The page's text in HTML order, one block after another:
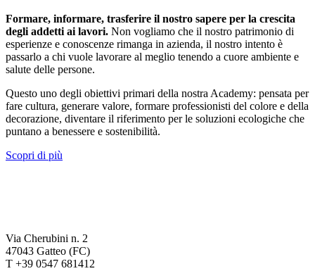
Formare, informare, trasferire il nostro sapere per la crescita
degli addetti ai lavori. Non vogliamo che il nostro patrimonio di
esperienze e conoscenze rimanga in azienda, il nostro intento è
passarlo a chi vuole lavorare al meglio tenendo a cuore ambiente e
salute delle persone.
Questo uno degli obiettivi primari della nostra Academy: pensata per
fare cultura, generare valore, formare professionisti del colore e della
decorazione, diventare il riferimento per le soluzioni ecologiche che
puntano a benessere e sostenibilità.
Scopri di più
Via Cherubini n. 2
47043 Gatteo (FC)
T +39 0547 681412